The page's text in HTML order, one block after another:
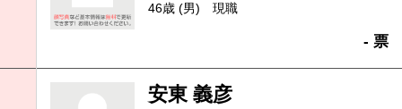
46歳 (男) 現職
- 票
安東 義彦